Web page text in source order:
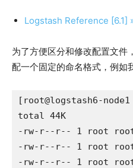
Logstash Reference [6.1]
为了方便区分和修改配置文
配一个固定的命名格式，例如
[root@logstash6-
total 44K
-rw-r--r-- 1 root root
-rw-r--r-- 1 root root
-rw-r--r-- 1 root root